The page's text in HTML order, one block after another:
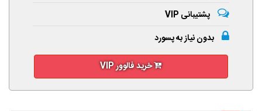
پشتیبانی VIP
بدون نیاز به پسورد
خرید فالوور VIP